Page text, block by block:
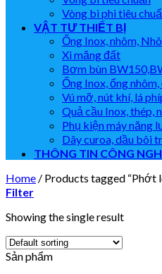
Vòng bi phi tiêu
VẬT TƯ THIẾT BỊ
Ống Inox, nhôm,
Xi măng đất
Bơm bùn
Ống Inox, ống
Vú mỡ, nút khí, lá
Quả cầu Inox, thép,
Phụ kiện máy năng
Dây curoa, dầu bôi
THÔNG TIN CÔNG
Home / Products tagged “Phớt
Filter
Showing the single result
Sản phẩm